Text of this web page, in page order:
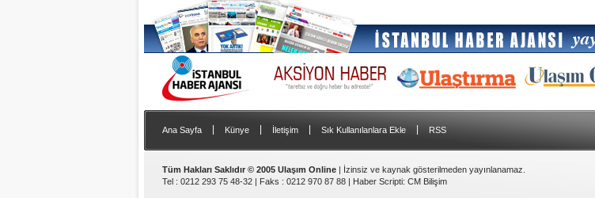
Ana Sayfa Künye İletişim Sık Kullanılanlara Ekle RSS
Tüm Hakları Saklıdır © 2005 Ulaşım Online | İzinsiz ve kaynak gösterilmeden yayınlanamaz.
Tel : 0212 293 75 48-32 | Faks : 0212 970 87 88 | Haber Scripti: CM Bilişim